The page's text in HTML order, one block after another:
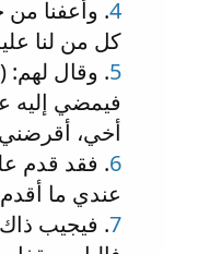
4. وأعفنا من
كل من لنا
5. وقال
فيمضي إليه
أخي، أقرضني
6. فقد قدم
عندي ما أقدم
7. فيجيب